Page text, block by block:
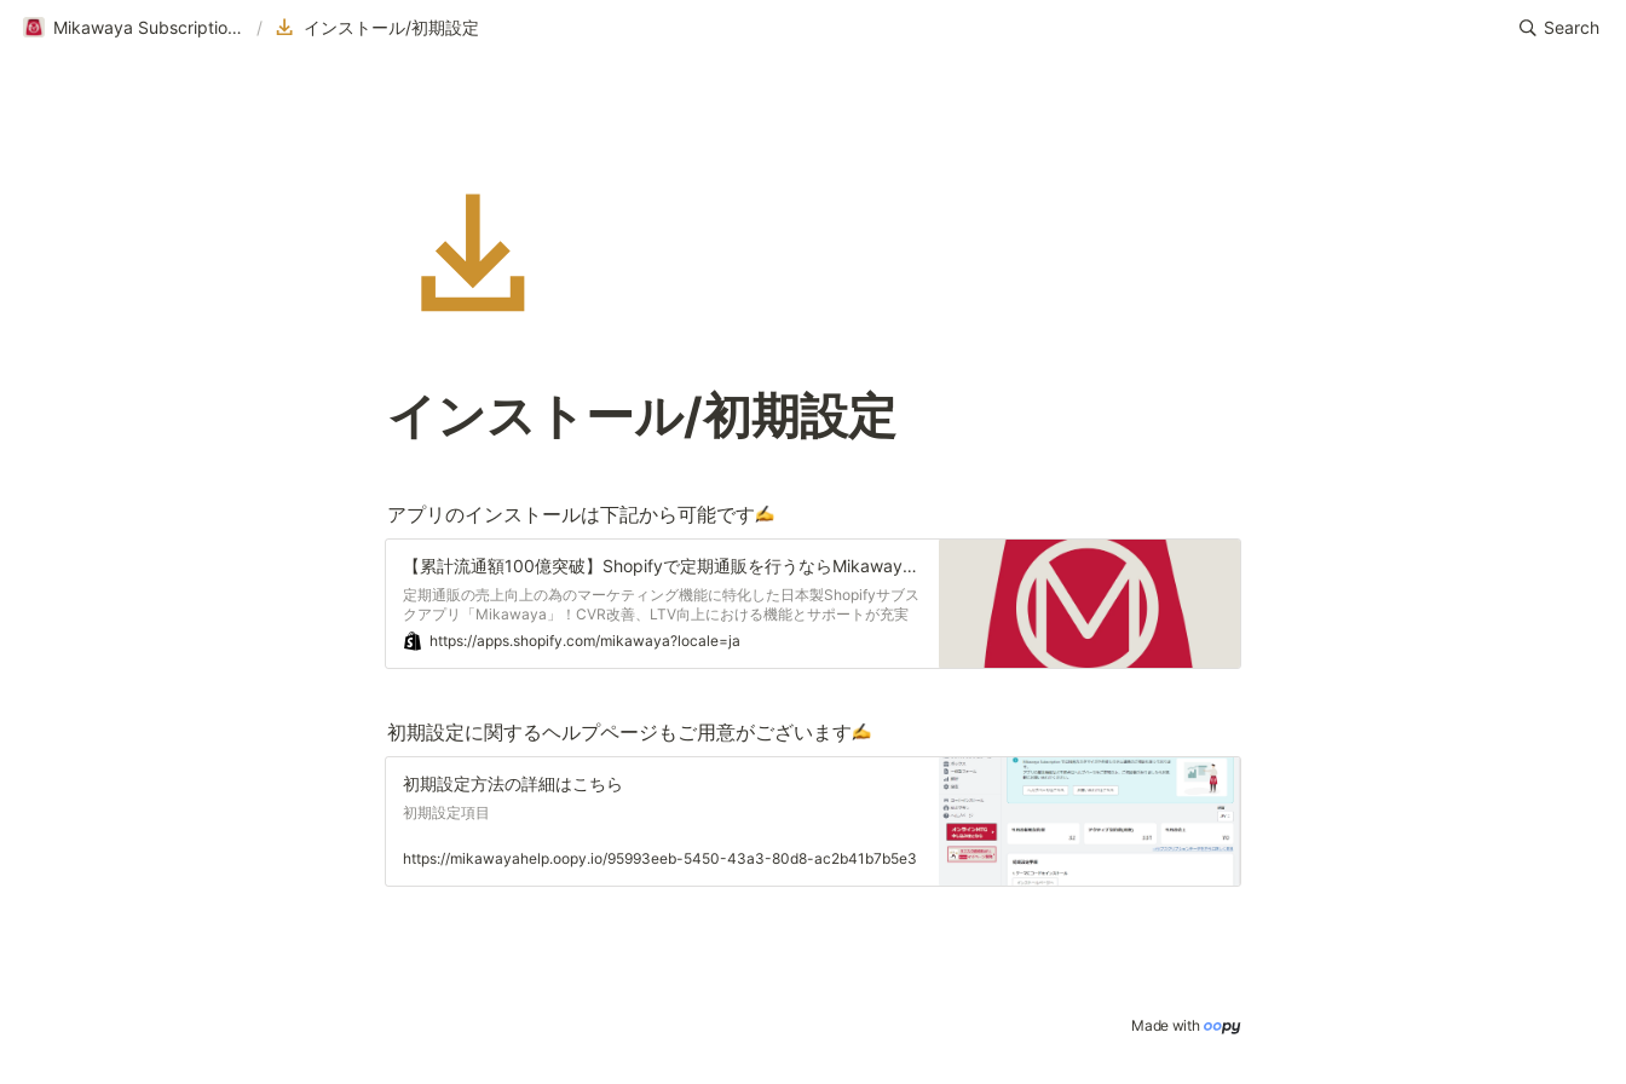
Mikawaya Subscriptionヘルプページ｜ご利用ガイド / インストール/初期設定 Search
インストール/初期設定
アプリのインストールは下記から可能です
【累計流通額100億突破】Shopifyで定期通販を行うならMikawaya！ | Shopify App Store
定期通販の売上向上の為のマーケティング機能に特化した日本製Shopifyサブス
クアプリ「Mikawaya」！CVR改善、LTV向上における機能とサポートが充実
https://apps.shopify.com/mikawaya?locale=ja
初期設定に関するヘルプページもご用意がございます
初期設定方法の詳細はこちら
初期設定項目
https://mikawayahelp.oopy.io/95993eeb-5450-43a3-80d8-ac2b41b7b5e3
Made with